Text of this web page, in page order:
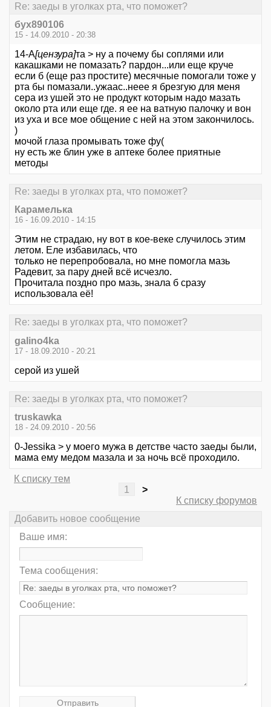
Re: заеды в уголках рта, что поможет?
бух890106
15 - 14.09.2010 - 20:38
14-А[цензура]та > ну а почему бы соплями или
какашками не помазать? пардон...или еще круче
если б (еще раз простите) месячные помогали тоже у
рта бы помазали..ужаас..неее я брезгую для меня
сера из ушей это не продукт которым надо мазать
около рта или еще где. я ее на ватную палочку и вон
из уха и все мое общение с ней на этом закончилось.
)
мочой глаза промывать тоже фу(
ну есть же блин уже в аптеке более приятные
методы
Re: заеды в уголках рта, что поможет?
Карамелька
16 - 16.09.2010 - 14:15
Этим не страдаю, ну вот в кое-веке случилось этим
летом. Еле избавилась, что
только не перепробовала, но мне помогла мазь
Радевит, за пару дней всё исчезло.
Прочитала поздно про мазь, знала б сразу
использовала её!
Re: заеды в уголках рта, что поможет?
galino4ka
17 - 18.09.2010 - 20:21
серой из ушей
Re: заеды в уголках рта, что поможет?
truskawka
18 - 24.09.2010 - 20:56
0-Jessika > у моего мужа в детстве часто заеды были,
мама ему медом мазала и за ночь всё проходило.
К списку тем
1
>
К списку форумов
Добавить новое сообщение
Ваше имя:
Тема сообщения:
Сообщение: